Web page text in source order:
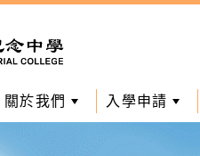
關於我們 入學申請